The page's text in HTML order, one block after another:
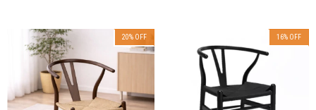
20% OFF 16% OFF